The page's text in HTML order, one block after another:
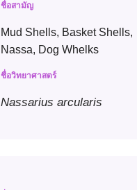
ชื่อสามัญ
Mud Shells, Basket Shells,
Nassa, Dog Whelks
ชื่อวิทยาศาสตร์
Nassarius arcularis